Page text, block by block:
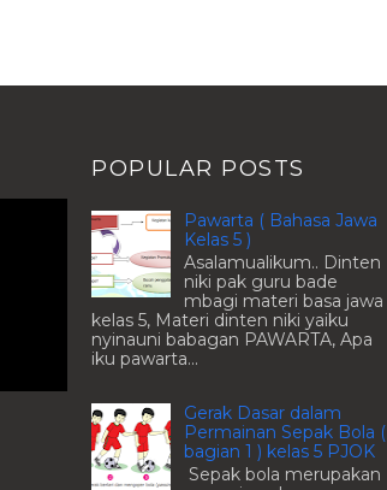
POPULAR POSTS
Pawarta ( Bahasa Jawa
Kelas 5 )
Asalamualikum.. Dinten
niki pak guru bade
mbagi materi basa jawa
kelas 5, Materi dinten niki yaiku
nyinauni babagan PAWARTA, Apa
iku pawarta...
Gerak Dasar dalam
Permainan Sepak Bola (
bagian 1 ) kelas 5 PJOK
Sepak bola merupakan